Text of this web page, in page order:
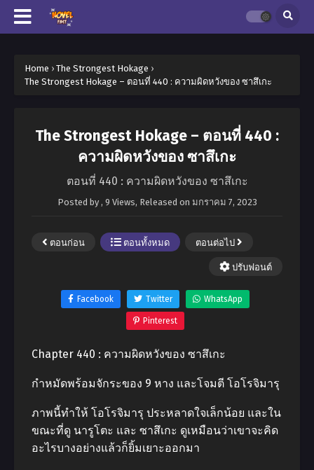
Home › The Strongest Hokage ›
The Strongest Hokage – ตอนที่ 440 : ความผิดหวังของ ซาสึเกะ
The Strongest Hokage – ตอนที่ 440 :
ความผิดหวังของ ซาสึเกะ
ตอนที่ 440 : ความผิดหวังของ ซาสึเกะ
Posted by , 9 Views, Released on มกราคม 7, 2023
ตอนก่อน ตอนทั้งหมด ตอนต่อไป
ปรับฟอนต์
Facebook Twitter WhatsApp
Pinterest
Chapter 440 : ความผิดหวังของ ซาสึเกะ
กําหมัดพร้อมจักระของ 9 หาง และโจมตี โอโรจิมารุ
ภาพนี้ทําให้ โอโรจิมารุ ประหลาดใจเล็กน้อย และใน
ขณะที่ดู นารูโตะ และ ซาสึเกะ ดูเหมือนว่าเขาจะคิด
อะไรบางอย่างแล้วก็ยิ้มเยาะออกมา